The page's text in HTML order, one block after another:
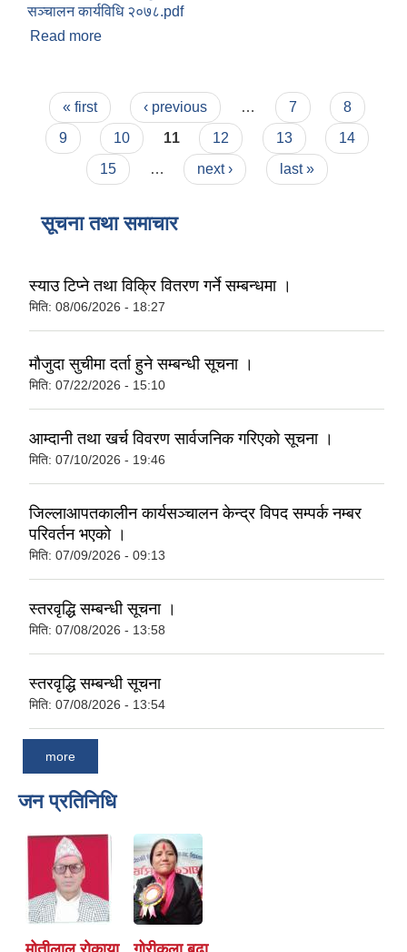
सञ्चालन कार्यविधि २०७८.pdf
Read more
Pages
« first ‹ previous … 7
8
9
10 11 12 13
14
15
… next › last »
सूचना तथा समाचार
स्याउ टिप्ने तथा विक्रि वितरण गर्ने सम्बन्धमा ।
मिति: 08/06/2026 - 18:27
मौजुदा सुचीमा दर्ता हुने सम्बन्धी सूचना ।
मिति: 07/22/2026 - 15:10
आम्दानी तथा खर्च विवरण सार्वजनिक गरिएको सूचना ।
मिति: 07/10/2026 - 19:46
जिल्लाआपतकालीन कार्यसञ्चालन केन्द्र विपद सम्पर्क नम्बर
परिवर्तन भएको ।
मिति: 07/09/2026 - 09:13
स्तरवृद्धि सम्बन्धी सूचना ।
मिति: 07/08/2026 - 13:58
स्तरवृद्धि सम्बन्धी सूचना
मिति: 07/08/2026 - 13:54
more
जन प्रतिनिधि